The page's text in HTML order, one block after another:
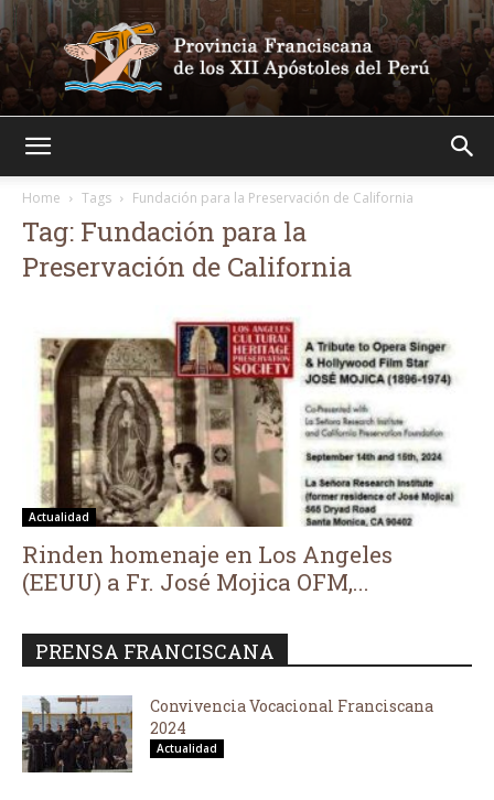
Home
Tags Fundación para la Preservación de California
Tag: Fundación para la
Preservación de California
Actualidad
Rinden homenaje en Los Angeles
(EEUU) a Fr. José Mojica OFM,...
PRENSA FRANCISCANA
Convivencia Vocacional Franciscana
2024
Actualidad